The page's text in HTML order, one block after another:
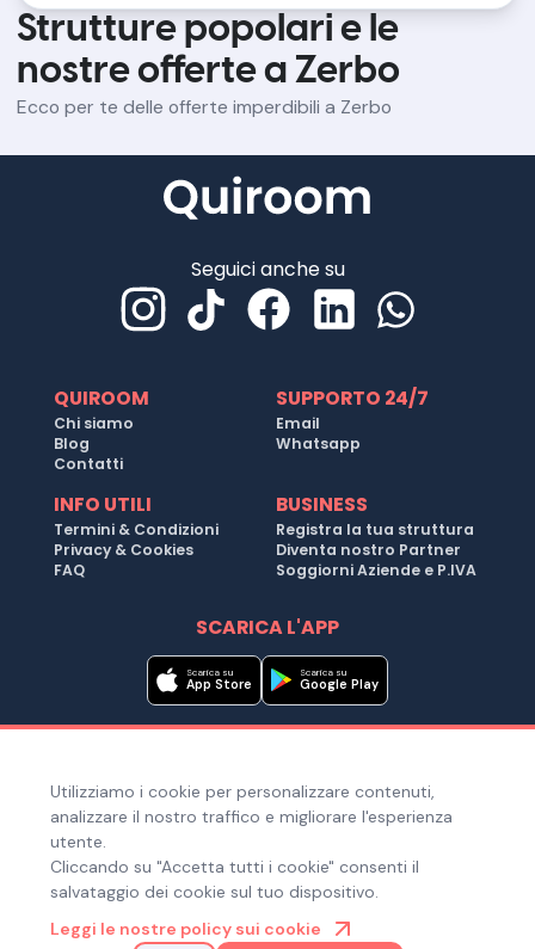
Strutture popolari e le
nostre offerte a Zerbo
Ecco per te delle offerte imperdibili a Zerbo
Seguici anche su
QUIROOM
Chi siamo
Blog
Contatti
SUPPORTO 24/7
Email
Whatsapp
INFO UTILI
Termini & Condizioni
Privacy & Cookies
FAQ
BUSINESS
Registra la tua struttura
Diventa nostro Partner
Soggiorni Aziende e P.IVA
SCARICA L'APP
Scarica su
App Store
Scarica su
Google Play
Hai bisogno di aiuto ?
Laura Bassi Veratti 1, 40137, Bologna (BO), Italia | Cod. Fiscale
Utilizziamo i cookie per personalizzare contenuti,
analizzare il nostro traffico e migliorare l'esperienza
utente.
Cliccando su "Accetta tutti i cookie" consenti il
salvataggio dei cookie sul tuo dispositivo.
Leggi le nostre policy sui cookie